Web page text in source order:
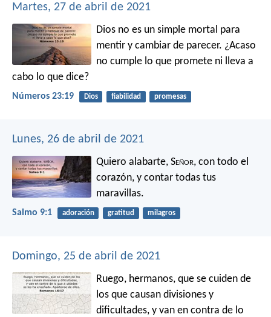
Martes, 27 de abril de 2021
Dios no es un simple mortal para
mentir y cambiar de parecer. ¿Acaso
no cumple lo que promete ni lleva a
cabo lo que dice?
Números 23:19 Dios fiabilidad promesas
Lunes, 26 de abril de 2021
Quiero alabarte, Señor, con todo el
corazón, y contar todas tus
maravillas.
Salmo 9:1 adoración gratitud milagros
Domingo, 25 de abril de 2021
Ruego, hermanos, que se cuiden de
los que causan divisiones y
dificultades, y van en contra de lo